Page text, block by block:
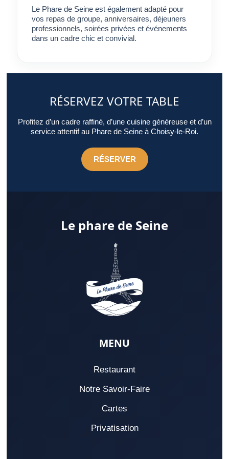
Le Phare de Seine est également adapté pour
vos repas de groupe, anniversaires, déjeuners
professionnels, soirées privées et événements
dans un cadre chic et convivial.
RÉSERVEZ VOTRE TABLE
Profitez d’un cadre raffiné, d’une cuisine généreuse et d’un
service attentif au Phare de Seine à Choisy-le-Roi.
RÉSERVER
Le phare de Seine
MENU
Restaurant
Notre Savoir-Faire
Cartes
Privatisation